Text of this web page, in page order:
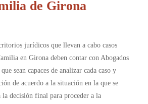
de Girona
jurídicos que llevan a cabo casos
en Girona deben contar con Abogados
sean capaces de analizar cada caso y
de acuerdo a la situación en la que se
la decisión final para proceder a la